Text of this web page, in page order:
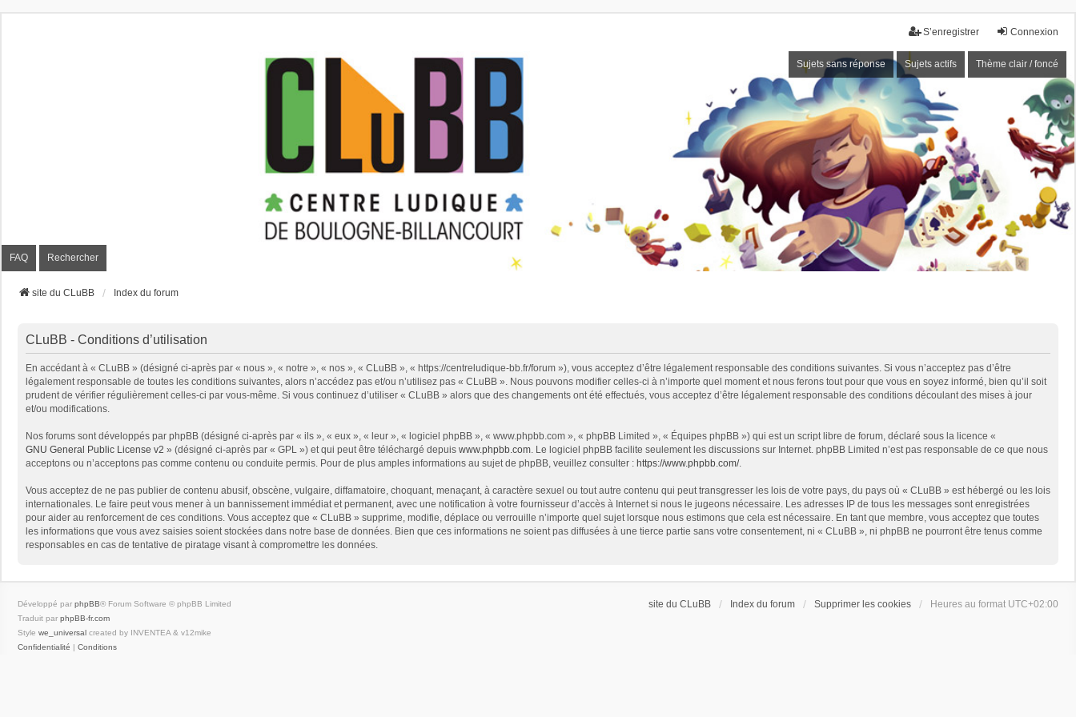
Connexion
S’enregistrer
Sujets sans réponse Sujets actifs Thème clair / foncé
FAQ Rechercher
site du CLuBB Index du forum
CLuBB - Conditions d’utilisation
En accédant à « CLuBB » (désigné ci-après par « nous », « notre », « nos », « CLuBB », « https://centreludique-bb.fr/forum »), vous acceptez d’être légalement responsable des conditions suivantes. Si vous n’acceptez pas d’être
légalement responsable de toutes les conditions suivantes, alors n’accédez pas et/ou n’utilisez pas « CLuBB ». Nous pouvons modifier celles-ci à n’importe quel moment et nous ferons tout pour que vous en soyez informé, bien qu’il soit
prudent de vérifier régulièrement celles-ci par vous-même. Si vous continuez d’utiliser « CLuBB » alors que des changements ont été effectués, vous acceptez d’être légalement responsable des conditions découlant des mises à jour
et/ou modifications.
Nos forums sont développés par phpBB (désigné ci-après par « ils », « eux », « leur », « logiciel phpBB », « www.phpbb.com », « phpBB Limited », « Équipes phpBB ») qui est un script libre de forum, déclaré sous la licence «
GNU General Public License v2 » (désigné ci-après par « GPL ») et qui peut être téléchargé depuis www.phpbb.com. Le logiciel phpBB facilite seulement les discussions sur Internet. phpBB Limited n’est pas responsable de ce que nous
acceptons ou n’acceptons pas comme contenu ou conduite permis. Pour de plus amples informations au sujet de phpBB, veuillez consulter : https://www.phpbb.com/.
Vous acceptez de ne pas publier de contenu abusif, obscène, vulgaire, diffamatoire, choquant, menaçant, à caractère sexuel ou tout autre contenu qui peut transgresser les lois de votre pays, du pays où « CLuBB » est hébergé ou les lois
internationales. Le faire peut vous mener à un bannissement immédiat et permanent, avec une notification à votre fournisseur d’accès à Internet si nous le jugeons nécessaire. Les adresses IP de tous les messages sont enregistrées
pour aider au renforcement de ces conditions. Vous acceptez que « CLuBB » supprime, modifie, déplace ou verrouille n’importe quel sujet lorsque nous estimons que cela est nécessaire. En tant que membre, vous acceptez que toutes
les informations que vous avez saisies soient stockées dans notre base de données. Bien que ces informations ne soient pas diffusées à une tierce partie sans votre consentement, ni « CLuBB », ni phpBB ne pourront être tenus comme
responsables en cas de tentative de piratage visant à compromettre les données.
site du CLuBB Index du forum Supprimer les cookies Heures au format UTC+02:00
Développé par phpBB® Forum Software © phpBB Limited
Traduit par phpBB-fr.com
Style we_universal created by INVENTEA & v12mike
Confidentialité | Conditions